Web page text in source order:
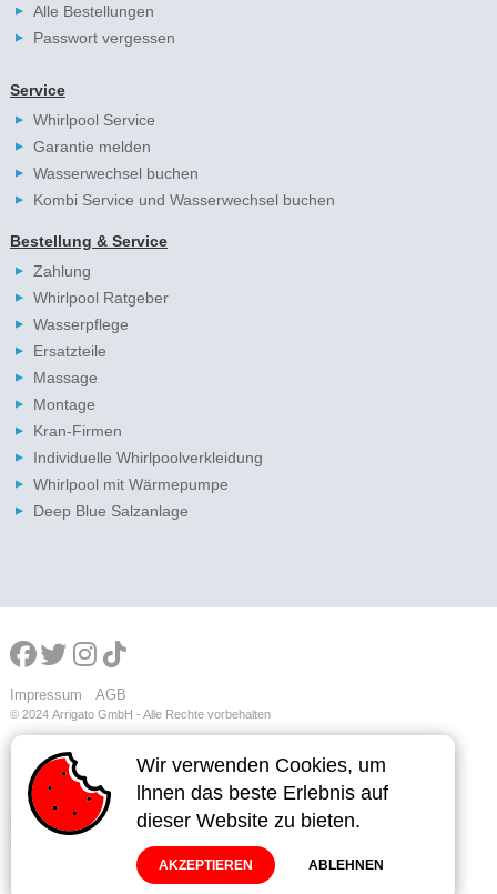
Wir verwenden Cookies, um
lhnen das beste Erlebnis auf
dieser Website zu bieten.
AKZEPTIEREN ABLEHNEN
Wir verwenden Cookies, um
lhnen das beste Erlebnis auf
dieser Website zu bieten.
AKZEPTIEREN ABLEHNEN
Alle Bestellungen
Passwort vergessen
Service
Whirlpool Service
Garantie melden
Wasserwechsel buchen
Kombi Service und Wasserwechsel buchen
Bestellung & Service
Zahlung
Whirlpool Ratgeber
Wasserpflege
Ersatzteile
Massage
Montage
Kran-Firmen
Individuelle Whirlpoolverkleidung
Whirlpool mit Wärmepumpe
Deep Blue Salzanlage
Impressum AGB
© 2024 Arrigato GmbH - Alle Rechte vorbehalten